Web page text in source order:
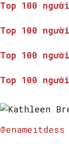
Top 100
Top 100
Top 100
Top 100
@enameitdess